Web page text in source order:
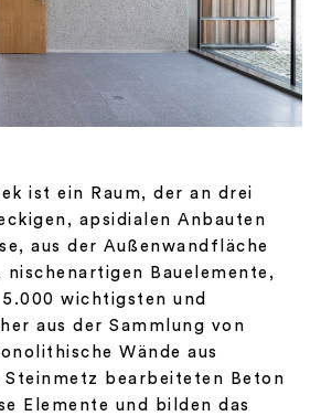
ist ein Raum, der an drei
apsidialen Anbauten
aus der Außenwandfläche
Bauelemente,
wichtigsten und
aus der Sammlung von
Wände aus
bearbeiteten Beton
Elemente und bilden das